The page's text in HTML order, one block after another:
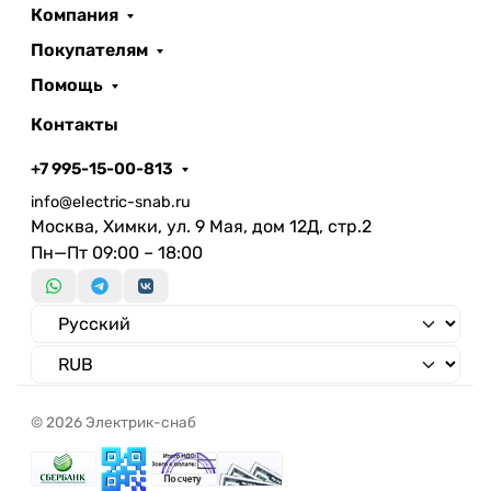
Компания
Покупателям
Помощь
Контакты
+7 995-15-00-813
info@electric-snab.ru
Москва, Химки, ул. 9 Мая, дом 12Д, стр.2
Пн—Пт 09:00 – 18:00
© 2026 Электрик-снаб